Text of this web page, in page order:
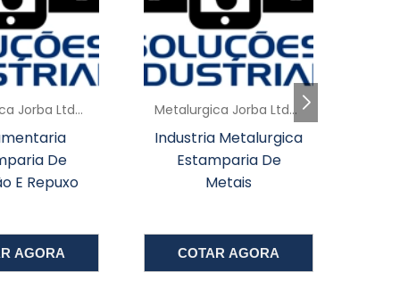
Metalurgica Jorba Ltda - SP
De
E Repuxo
AGORA
Metalurgica Jorba Ltda - SP
Industria Metalurgica
Estamparia De
Metais
COTAR AGORA